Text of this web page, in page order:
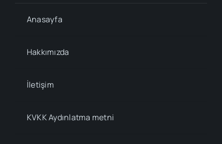
Anasayfa
Hakkımızda
İletişim
KVKK Aydınlatma metni